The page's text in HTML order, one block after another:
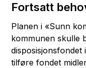
Fortsatt
Planen i «Sunn
kommunen skulle
tilføre fondet